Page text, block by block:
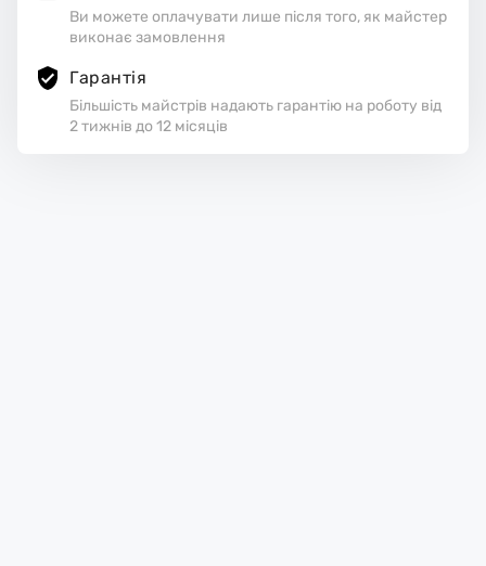
Ви можете оплачувати лише після того, як майстер
виконає замовлення
Гарантія
Більшість майстрів надають гарантію на роботу від
2 тижнів до 12 місяців